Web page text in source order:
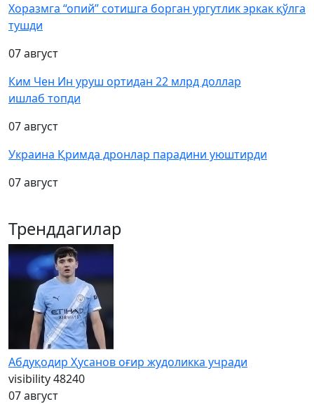
Хоразмга “опий” сотишга борган ургутлик эркак қўлга
тушди
07 август
Ким Чен Ин уруш ортидан 22 млрд доллар
ишлаб топди
07 август
Украина Қримда дронлар парадини уюштирди
07 август
Тренддагилар
Абдуқодир Ҳусанов оғир жудоликка учради
visibility48240
07 август